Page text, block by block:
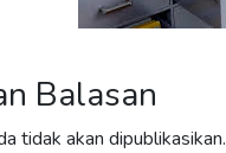
Balasan
tidak akan dipublikasikan.